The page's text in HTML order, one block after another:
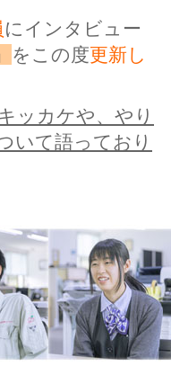
にインタビュー
をこの度更新し
ッカケや、やり
いて語っており